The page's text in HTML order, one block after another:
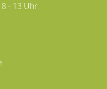
- 13 Uhr